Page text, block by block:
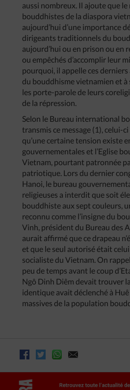
aussi nombreux. Il ajoute que le
bouddhistes de la diaspora
aujourd’hui d’une importance
dirigeants traditionnels du
aujourd’hui ou en prison ou en
ou empêchés d’accomplir leur
pourquoi, il appelle ces derniers
du bouddhisme vietnamien et à
les porte-parole de leurs
de la répression.
Selon le Bureau international
transmis ce message (1), celui-
qu’une certaine tension existe
gouvernementales et l’Eglise
Vietnam, pourtant patronnée
patriotique. Lors du dernier
Hanoi, le bureau
religieuses a interdit que soit
bouddhiste aux sept couleurs,
reconnu comme l’insigne du
Vinh, président du Bureau des
aurait affirmé que ce drapeau
et que le seul autorisé était
socialiste du Vietnam. On
peu de temps avant le coup
Ngô Dinh Diêm devait trouver
identique avait déclenché à
massives de la population